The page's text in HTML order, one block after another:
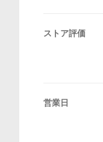
ストア評価
営業日